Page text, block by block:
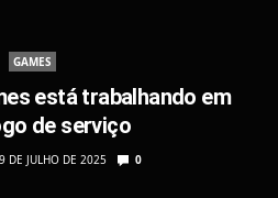
GAMES
está trabalhando em
de serviço
DE JULHO DE 2025 0